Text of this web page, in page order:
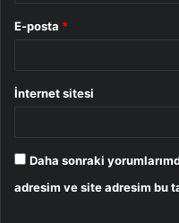
E-posta *
İnternet sitesi
Daha sonraki
adresim ve site adresim bu